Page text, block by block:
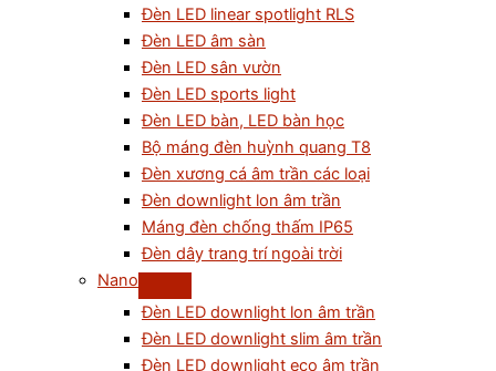
Đèn LED linear spotlight RLS
Đèn LED âm sàn
Đèn LED sân vườn
Đèn LED sports light
Đèn LED bàn, LED bàn học
Bộ máng đèn huỳnh quang T8
Đèn xương cá âm trần các loại
Đèn downlight lon âm trần
Máng đèn chống thấm IP65
Đèn dây trang trí ngoài trời
Nano
Đèn LED downlight lon âm trần
Đèn LED downlight slim âm trần
Đèn LED downlight eco âm trần